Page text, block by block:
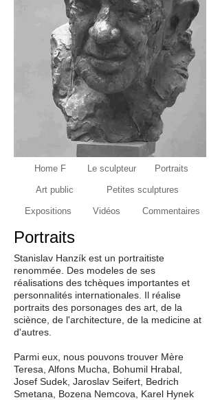
Portraits
Stanislav Hanzík est un portraitiste
renommée. Des modeles de ses
réalisations des tchèques importantes et
personnalités internationales. Il réalise
portraits des porsonages des art, de la
sciènce, de l'architecture, de la medicine at
d'autres.
Parmi eux, nous pouvons trouver Mère
Teresa, Alfons Mucha, Bohumil Hrabal,
Josef Sudek, Jaroslav Seifert, Bedrich
Smetana, Bozena Nemcova, Karel Hynek
Home F Le sculpteur Portraits
Art public Petites sculptures
Expositions Vidéos Commentaires